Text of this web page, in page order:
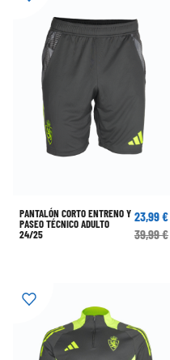
PANTALÓN CORTO ENTRENO Y
PASEO TÉCNICO ADULTO
24/25
23,99 €
39,99 €